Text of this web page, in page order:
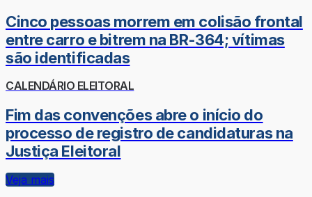
Cinco pessoas morrem em colisão frontal
entre carro e bitrem na BR-364; vítimas
são identificadas
CALENDÁRIO ELEITORAL
Fim das convenções abre o início do
processo de registro de candidaturas na
Justiça Eleitoral
Veja mais